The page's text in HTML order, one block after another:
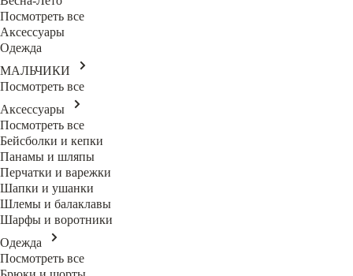
Посмотреть все
Аксессуары
Одежда
МАЛЬЧИКИ
Посмотреть все
Аксессуары
Посмотреть все
Бейсболки и кепки
Панамы и шляпы
Перчатки и варежки
Шапки и ушанки
Шлемы и балаклавы
Шарфы и воротники
Одежда
Посмотреть все